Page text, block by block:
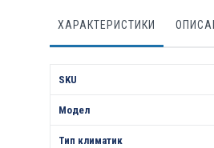
ХАРАКТЕРИСТИКИ
SKU
Модел
Тип климатик